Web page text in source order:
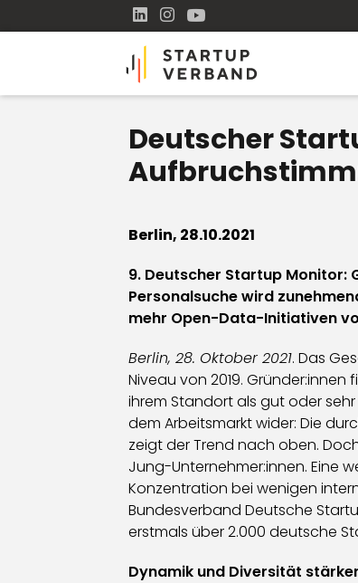
Deutscher
Berlin, 28.10.2021
9. Deutscher Startup
Personalsuche wird
mehr Open-Data-Initiativen
Berlin, 28. Oktober 2021. Das
Niveau von 2019.
ihrem Standort als gut oder
dem Arbeitsmarkt wider: Die
zeigt der Trend nach oben.
Jung-Unternehmer:innen. Eine
Konzentration bei wenigen
Bundesverband Deutsche
erstmals über 2.000 deutsche
Dynamik und Diversität